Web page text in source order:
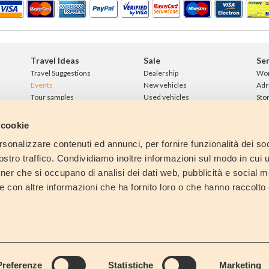
contenuti ed annunci, per fornire funzionalità dei
traffico. Condividiamo inoltre informazioni sul modo in cui
che si occupano di analisi dei dati web, pubblicità e social
con altre informazioni che ha fornito loro o che hanno raccolto
Statistiche Marketing
Travel Ideas
Travel Suggestions
Events
Tour samples
Sale
Dealership
New vehicles
Used vehicles